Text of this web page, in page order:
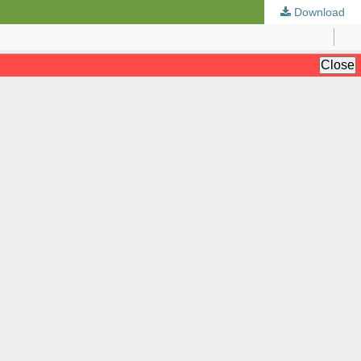
Download